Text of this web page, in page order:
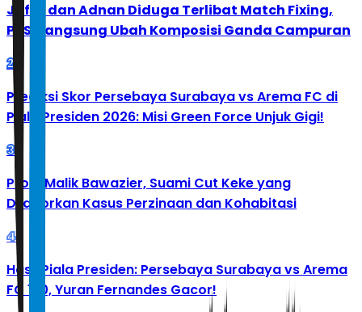
Jafar dan Adnan Diduga Terlibat Match Fixing,
PBSI Langsung Ubah Komposisi Ganda Campuran
2
Prediksi Skor Persebaya Surabaya vs Arema FC di
Piala Presiden 2026: Misi Green Force Unjuk Gigi!
3
Profil Malik Bawazier, Suami Cut Keke yang
Dilaporkan Kasus Perzinaan dan Kohabitasi
4
Hasil Piala Presiden: Persebaya Surabaya vs Arema
FC 1-0, Yuran Fernandes Gacor!